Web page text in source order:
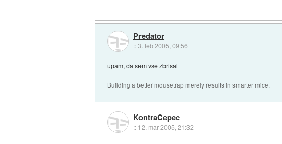
Predator
::3. feb 2005, 09:56
upam, da sem vse zbrisal
Building a better mousetrap merely results in smarter mice.
KontraCepec
:: 12. mar 2005, 21:32